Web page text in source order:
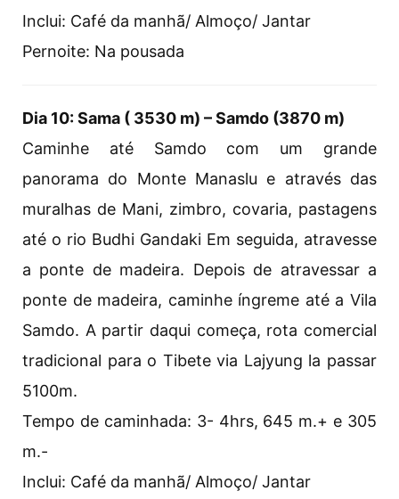
Inclui: Café da manhã/ Almoço/ Jantar
Pernoite: Na pousada
Dia 10: Sama ( 3530 m) – Samdo (3870 m)
Caminhe até Samdo com um grande
panorama do Monte Manaslu e através das
muralhas de Mani, zimbro, covaria, pastagens
até o rio Budhi Gandaki Em seguida, atravesse
a ponte de madeira. Depois de atravessar a
ponte de madeira, caminhe íngreme até a Vila
Samdo. A partir daqui começa, rota comercial
tradicional para o Tibete via Lajyung la passar
5100m.
Tempo de caminhada: 3- 4hrs, 645 m.+ e 305
m.-
Inclui: Café da manhã/ Almoço/ Jantar